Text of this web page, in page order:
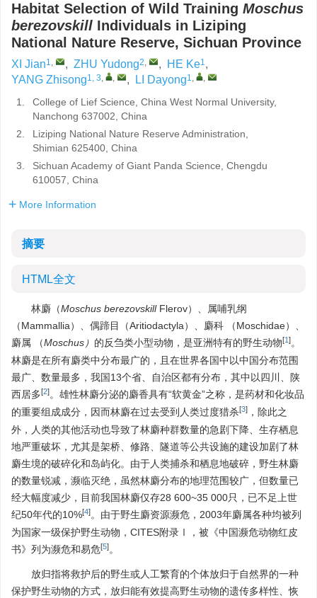
Habitat Selection of Wild Training Moschus
berezovskill Individuals in Liziping
National Nature Reserve, Sichuan Province
XI Jian1, , ZHU Yudong2, , HE Ke1,
YANG Zhisong1, 3, , , LI Dayong1, ,
1.
College of Lief Science, China West Normal University,
Nanchong 637002, China
2.
Liziping National Nature Reserve Administration,
Shimian 625400, China
3.
Sichuan Academy of Giant Panda Science, Chengdu
610057, China
More Information
摘要
HTML全文
林麝（Moschus berezovskillFlerov）、属哺乳纲
（Mammallia）、偶蹄目（Aritiodactyla）、麝科 （Moschidae）、
麝属 （Moschus） 的反刍类小型动物，是亚洲特有的野生动物[1]。
林麝是在所有麝类中分布最广的，且在世界各国中以中国分布范围
最广、数量最多，我国13个省、自治区都有分布，其中以四川、陕
西居多[2]。雄性林麝分泌的麝香具有“软黄金”之称，是药材和化妆品
的重要组成成分，因而林麝在过去受到人类过度猎杀[3] ，除此之
外，人类的其他活动也导致了林麝种群数量的急剧下降、生存栖息
地严重破坏，尤其是架桥、修路、隧道等公共设施的建设加剧了林
麝生境的破碎化和岛屿化。由于人类捕杀和栖息地破碎，野生林麝
的数量锐减，濒临灭绝，虽然林麝分布的地理范围较广，但数量已
经大幅度减少，目前我国林麝仅存28 600~35 000只，已不足上世
纪50年代的10%[4]。由于野生麝资源濒危，2003年麝属各种均被列
为国家一级保护野生动物，CITES附录Ⅰ，被《中国濒危动物红皮
书》列为濒危和易危[5]。
放归指将救护后的野生或人工繁育的个体放归于自然界的一种
保护野生动物的方式，放归能有效提高野生动物的遗传多样性、恢